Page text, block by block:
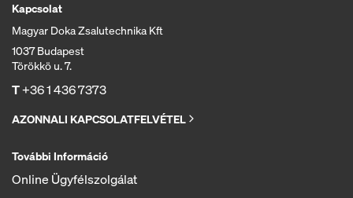
Kapcsolat
Magyar Doka Zsalutechnika Kft
1037 Budapest
Törökkö u. 7.
T+36 1 436 7373
AZONNALI KAPCSOLATFELVÉTEL
További Információ
Online Ügyfélszolgálat